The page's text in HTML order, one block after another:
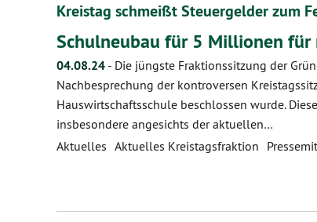
Kreistag schmeißt Steuergelder zum
Schulneubau für 5 Millionen für
04.08.24 - Die jüngste Fraktionssitzung der
Nachbesprechung der kontroversen
Hauswirtschaftsschule beschlossen wurde.
insbesondere angesichts der aktuellen…
Aktuelles Aktuelles Kreistagsfraktion